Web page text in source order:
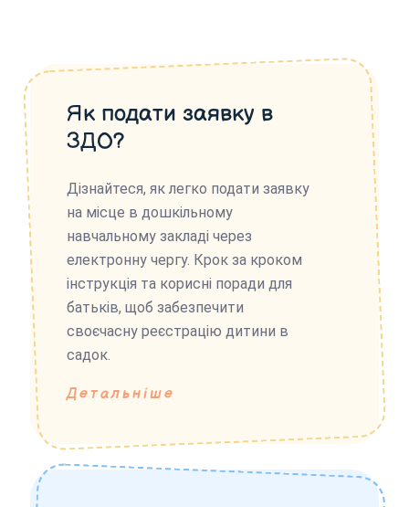
Як подати заявку в
ЗДО?
Дізнайтеся, як легко подати заявку
на місце в дошкільному
навчальному закладі через
електронну чергу. Крок за кроком
інструкція та корисні поради для
батьків, щоб забезпечити
своєчасну реєстрацію дитини в
садок.
Детальніше